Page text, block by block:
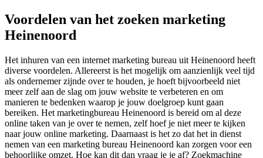
Voordelen van het zoeken marketing
Heinenoord
Het inhuren van een internet marketing bureau uit Heinenoord heeft
diverse voordelen. Allereerst is het mogelijk om aanzienlijk veel tijd
als ondernemer zijnde over te houden, je hoeft bijvoorbeeld niet
meer zelf aan de slag om jouw website te verbeteren en om
manieren te bedenken waarop je jouw doelgroep kunt gaan
bereiken. Het marketingbureau Heinenoord is bereid om al deze
online taken van je over te nemen, zelf hoef je niet meer te kijken
naar jouw online marketing. Daarnaast is het zo dat het in dienst
nemen van een marketing bureau Heinenoord kan zorgen voor een
behoorlijke omzet. Hoe kan dit dan vraag je je af? Zoekmachine